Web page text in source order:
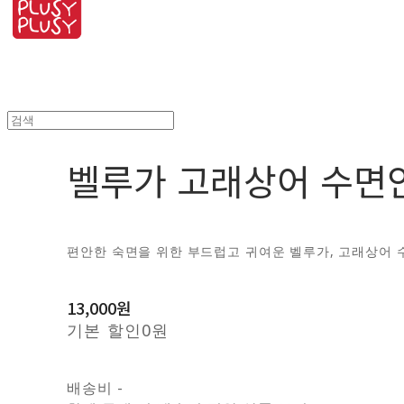
벨루가 고래상어 수면
편안한 숙면을 위한 부드럽고 귀여운 벨루가, 고래상어
13,000원
기본 할인0원
배송비 -